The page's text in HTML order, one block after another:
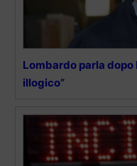
Lombardo parla dopo
illogico”